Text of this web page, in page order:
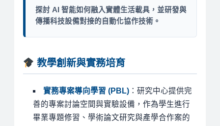
探討 AI 智能如何融入實體生活載具，並研發與
傳播科技設備對接的自動化協作技術。
教學創新與實務培育
實務專案導向學習 (PBL) ：研究中心提供完
善的專案討論空間與實驗設備，作為學生進行
畢業專題修習、學術論文研究與產學合作案的